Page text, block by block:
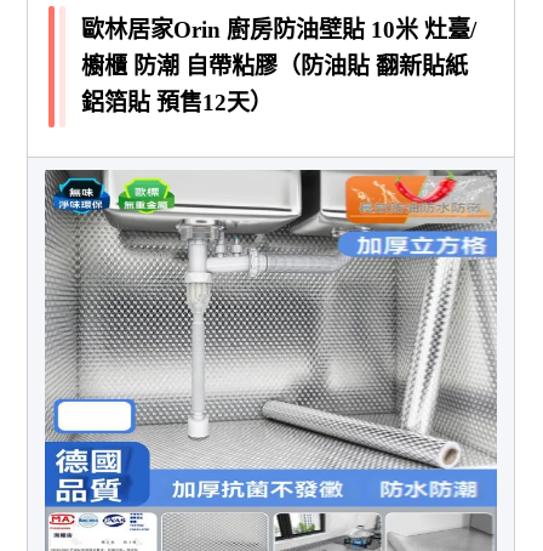
歐林居家Orin 廚房防油壁貼 10米 灶臺/
櫥櫃 防潮 自帶粘膠（防油貼 翻新貼紙
鋁箔貼 預售12天）